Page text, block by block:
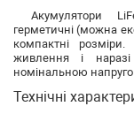
Акумулятори
герметичні (можна
компактні
живлення і
номінальною
Технічні